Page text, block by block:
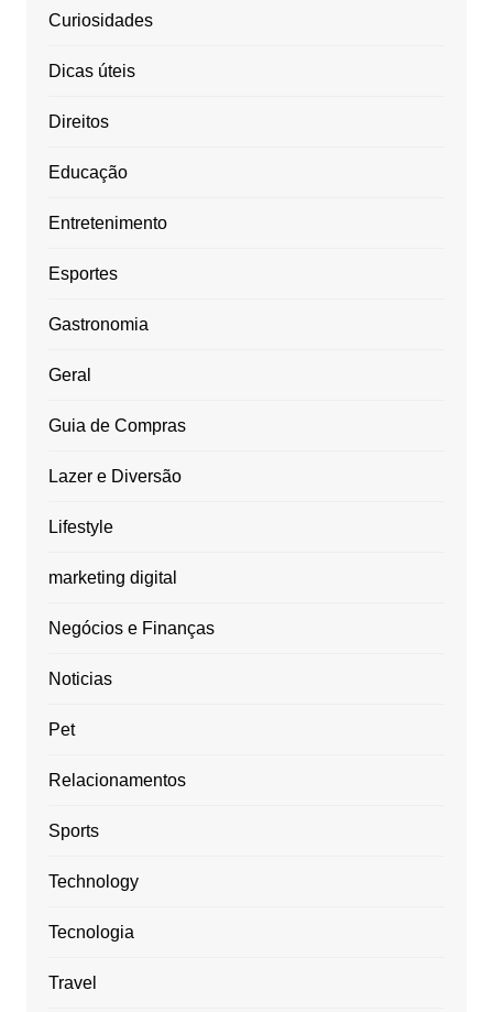
Curiosidades
Dicas úteis
Direitos
Educação
Entretenimento
Esportes
Gastronomia
Geral
Guia de Compras
Lazer e Diversão
Lifestyle
marketing digital
Negócios e Finanças
Noticias
Pet
Relacionamentos
Sports
Technology
Tecnologia
Travel